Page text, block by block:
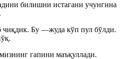
билишни истагани учунгина
чиқдик. Бу —жуда кўп пул бўлди.
гапини маъқуллади.